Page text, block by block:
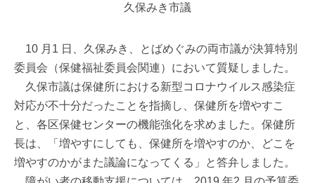
久保みき市議
10 月1 日、久保みき、とばめぐみの両市議が決算特別
委員会（保健福祉委員会関連）において質疑しました。
久保市議は保健所における新型コロナウイルス感染症
対応が不十分だったことを指摘し、保健所を増やすこ
と、各区保健センターの機能強化を求めました。保健所
長は、「増やすにしても、保健所を増やすのか、どこを
増やすのかがまた議論になってくる」と答弁しました。